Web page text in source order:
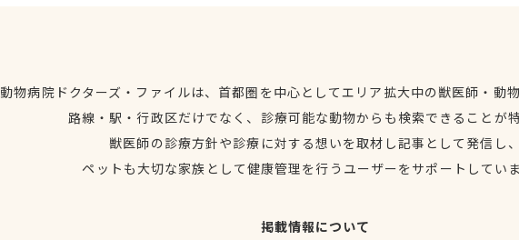
動物病院ドクターズ・ファイルは、首都圏を中心としてエリア拡大中の獣医師・動
路線・駅・行政区だけでなく、診療可能な動物からも検索できることが
獣医師の診療方針や診療に対する想いを取材し記事として発信し
ペットも大切な家族として健康管理を行うユーザーをサポートしてい
掲載情報について